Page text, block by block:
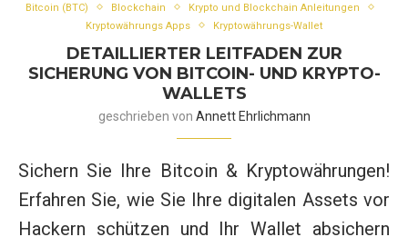
Bitcoin (BTC) Blockchain
Krypto und Blockchain Anleitungen
Kryptowährungs Apps
Kryptowährungs-Wallet
DETAILLIERTER LEITFADEN ZUR
SICHERUNG VON BITCOIN- UND KRYPTO-
WALLETS
geschrieben von Annett Ehrlichmann
Sichern Sie Ihre Bitcoin & Kryptowährungen!
Erfahren Sie, wie Sie Ihre digitalen Assets vor
Hackern schützen und Ihr Wallet absichern